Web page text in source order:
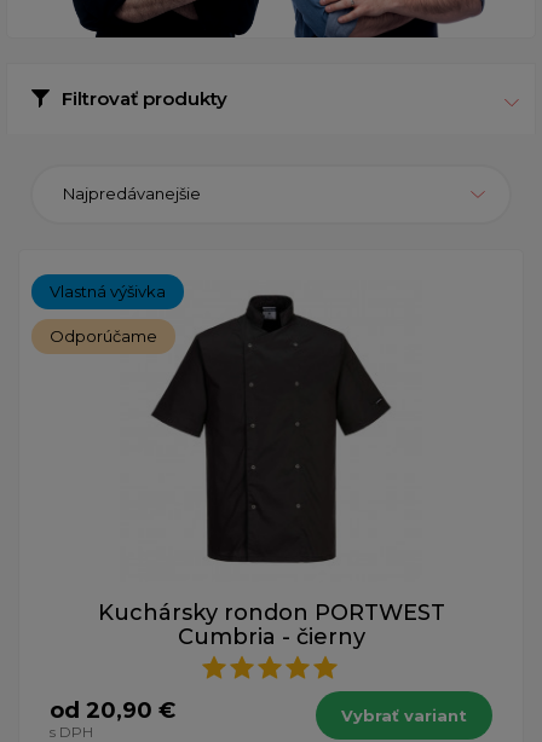
Filtrovať produkty
Najpredávanejšie
Vlastná výšivka
Odporúčame
Kuchársky rondon PORTWEST
Cumbria - čierny
od 20,90 €
s DPH
Vybrať variant